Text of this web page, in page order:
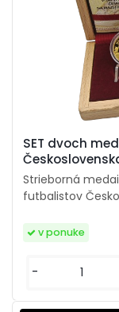
SET dvoch
Strieborná
futbalistov
v ponuke
-